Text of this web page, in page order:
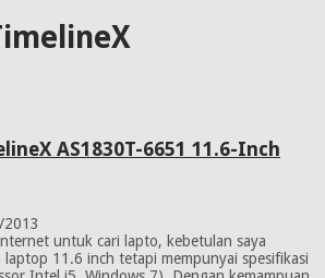
AS1830T-6651 11.6-Inch
untuk cari lapto, kebetulan saya
laptop 11.6 inch tetapi mempunyai spesifikasi